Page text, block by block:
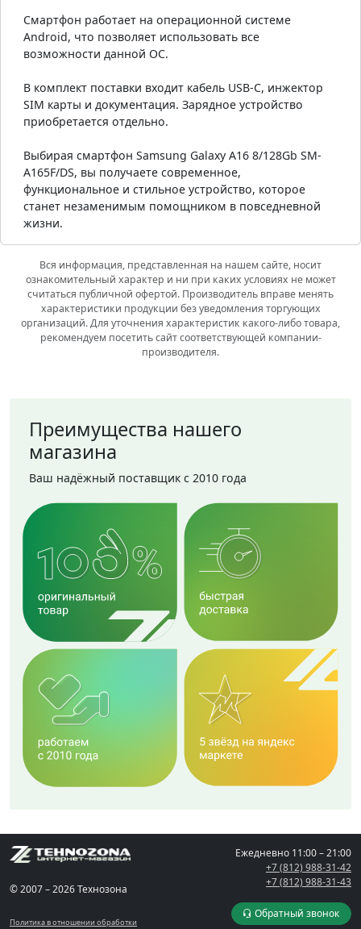
Смартфон работает на операционной системе
Android, что позволяет использовать все
возможности данной ОС.
В комплект поставки входит кабель USB-C, инжектор
SIM карты и документация. Зарядное устройство
приобретается отдельно.
Выбирая смартфон Samsung Galaxy A16 8/128Gb SM-
A165F/DS, вы получаете современное,
функциональное и стильное устройство, которое
станет незаменимым помощником в повседневной
жизни.
Вся информация, представленная на нашем сайте, носит
ознакомительный характер и ни при каких условиях не может
считаться публичной офертой. Производитель вправе менять
характеристики продукции без уведомления торгующих
организаций. Для уточнения характеристик какого-либо товара,
рекомендуем посетить сайт соответствующей компании-
производителя.
Преимущества нашего
магазина
Ваш надёжный поставщик с 2010 года
© 2007 – 2026 Технозона
Политика в отношении обработки
Ежедневно 11:00 – 21:00
+7 (812) 988-31-42
+7 (812) 988-31-43
Обратный звонок